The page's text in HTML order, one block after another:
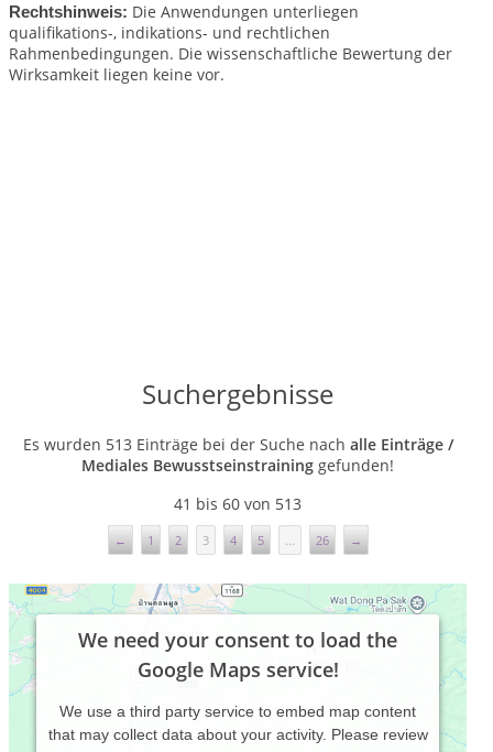
Rechtshinweis: Die Anwendungen unterliegen
qualifikations-, indikations- und rechtlichen
Rahmenbedingungen. Die wissenschaftliche Bewertung der
Wirksamkeit liegen keine vor.
Suchergebnisse
Es wurden 513 Einträge bei der Suche nach alle Einträge /
Mediales Bewusstseinstraining gefunden!
41 bis 60 von 513
← 1 2 3 4 5 ... 26 →
We need your consent to load the
Google Maps service!
We use a third party service to embed map content
that may collect data about your activity. Please review